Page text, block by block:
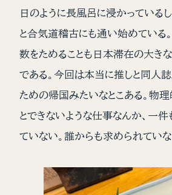
日のように長風呂に浸かっているし
と合気道稽古にも通い始めている
数をためることも日本滞在の大き
である。今回は本当に推しと同人
ための帰国みたいなとこある。物
とできないような仕事なんか、一
ていない。誰からも求められていな